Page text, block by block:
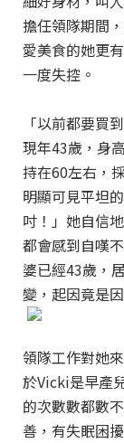
擔任領隊期間
愛美食的她更
一度失控。
「以前都要買
現年43歲，身
持在60左右，
明顯可見平坦
吋！」她自信
都會感到自嘆
婆已經43歲，
變，起因竟是
領隊工作對她
於Vicki是早產
的次數數都數
善，有失眠困